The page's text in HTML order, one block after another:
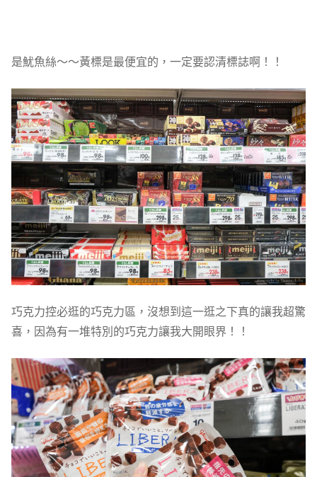
是魷魚絲～～黃標是最便宜的，一定要認清標誌啊！！
巧克力控必逛的巧克力區，沒想到這一逛之下真的讓我超驚
喜，因為有一堆特別的巧克力讓我大開眼界！！